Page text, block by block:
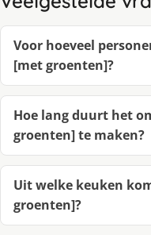
Voor hoeveel
[met groenten]?
Hoe lang duurt het
groenten] te maken?
Uit welke keuken
groenten]?